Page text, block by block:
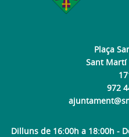
Plaça
Sant Martí
972
Dilluns de 16:00h a 18:00h -